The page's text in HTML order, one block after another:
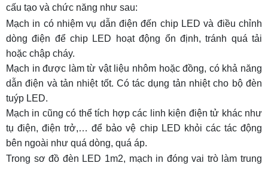
cấu tạo và chức năng như sau:
Mạch in có nhiệm vụ dẫn điện đến chip LED và điều chỉnh
dòng điện để chip LED hoạt động ổn định, tránh quá tải
hoặc chập cháy.
Mạch in được làm từ vật liệu nhôm hoặc đồng, có khả năng
dẫn điện và tản nhiệt tốt. Có tác dụng tản nhiệt cho bộ đèn
tuýp LED.
Mạch in cũng có thể tích hợp các linh kiện điện tử khác như
tụ điện, điện trở,… để bảo vệ chip LED khỏi các tác động
bên ngoài như quá dòng, quá áp.
Trong sơ đồ đèn LED 1m2, mạch in đóng vai trò làm trung